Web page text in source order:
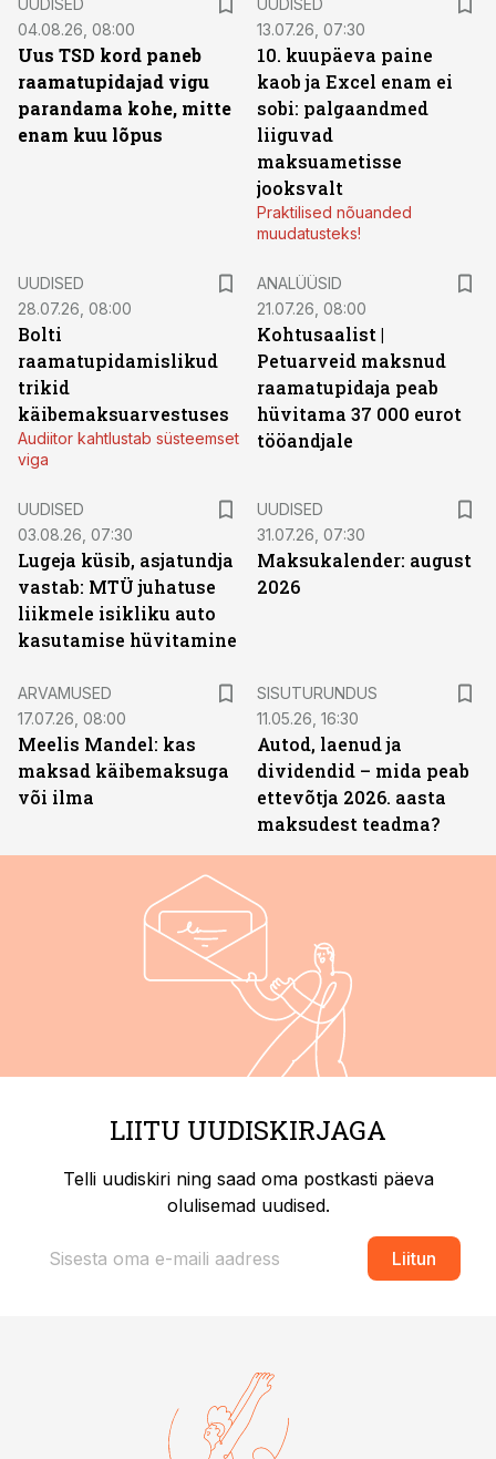
UUDISED
04.08.26, 08:00
Uus TSD kord paneb
raamatupidajad vigu
parandama kohe, mitte
enam kuu lõpus
UUDISED
13.07.26, 07:30
10. kuupäeva paine
kaob ja Excel enam ei
sobi: palgaandmed
liiguvad
maksuametisse
jooksvalt
Praktilised nõuanded
muudatusteks!
UUDISED
28.07.26, 08:00
Bolti
raamatupidamislikud
trikid
käibemaksuarvestuses
Audiitor kahtlustab süsteemset
viga
ANALÜÜSID
21.07.26, 08:00
Kohtusaalist |
Petuarveid maksnud
raamatupidaja peab
hüvitama 37 000 eurot
tööandjale
UUDISED
03.08.26, 07:30
Lugeja küsib, asjatundja
vastab: MTÜ juhatuse
liikmele isikliku auto
kasutamise hüvitamine
UUDISED
31.07.26, 07:30
Maksukalender: august
2026
ARVAMUSED
17.07.26, 08:00
Meelis Mandel: kas
maksad käibemaksuga
või ilma
SISUTURUNDUS
11.05.26, 16:30
Autod, laenud ja
dividendid – mida peab
ettevõtja 2026. aasta
maksudest teadma?
LIITU UUDISKIRJAGA
Telli uudiskiri ning saad oma postkasti päeva
olulisemad uudised.
Liitun